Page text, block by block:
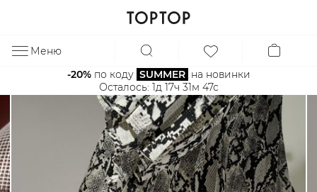
Меню
-20% по коду SUMMER на новинки
Осталось: 1д 17ч 31м 47с